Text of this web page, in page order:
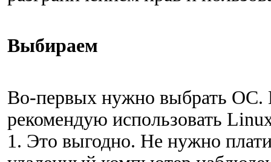
Выбираем
Во-первых нужно выбрать ОС.
рекомендую использовать
1. Это выгодно. Не нужно